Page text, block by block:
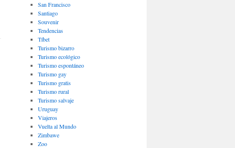
San Francisco
Santiago
Souvenir
Tendencias
Tíbet
Turismo bizarro
Turismo ecológico
Turismo espontáneo
Turismo gay
Turismo gratis
Turismo rural
Turismo salvaje
Uruguay
Viajeros
Vuelta al Mundo
Zimbawe
Zoo